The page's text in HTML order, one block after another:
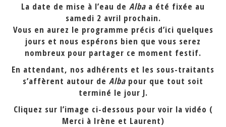
La date de mise à l’eau de Alba a été fixée au
samedi 2 avril prochain.
Vous en aurez le programme précis d’ici quelques
jours et nous espérons bien que vous serez
nombreux pour partager ce moment festif.
En attendant, nos adhérents et les sous-traitants
s’affèrent autour de Alba pour que tout soit
terminé le jour J.
Cliquez sur l’image ci-dessous pour voir la vidéo (
Merci à Irène et Laurent)